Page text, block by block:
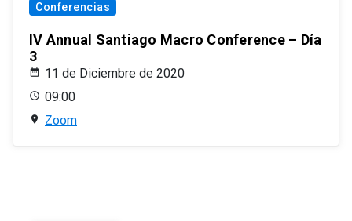
Conferencias
IV Annual Santiago Macro Conference – Día
3
11 de Diciembre de 2020
09:00
Zoom